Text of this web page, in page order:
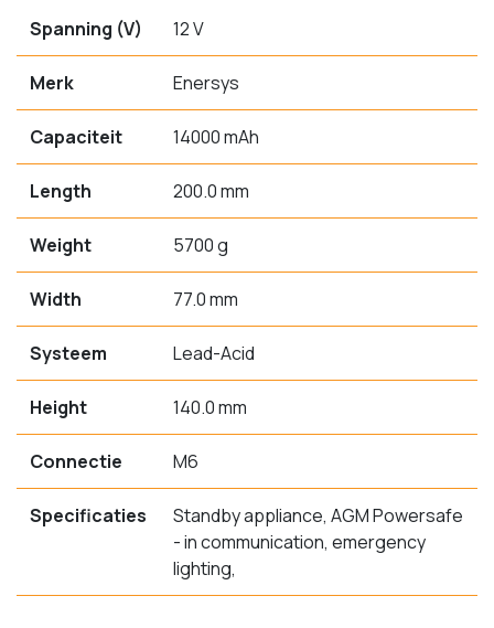
Spanning (V) 12 V
Merk Enersys
Capaciteit 14000 mAh
Length 200.0 mm
Weight 5700 g
Width 77.0 mm
Systeem Lead-Acid
Height 140.0 mm
Connectie M6
Specificaties
Standby appliance, AGM Powersafe
- in communication, emergency
lighting,